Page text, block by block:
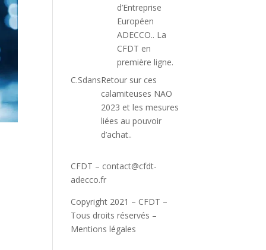
d’Entreprise
Européen
ADECCO.. La
CFDT en
première ligne.
C.SdansRetour sur ces
calamiteuses NAO
2023 et les mesures
liées au pouvoir
d’achat..
CFDT – contact@cfdt-
adecco.fr
Copyright 2021 – CFDT –
Tous droits réservés –
Mentions légales